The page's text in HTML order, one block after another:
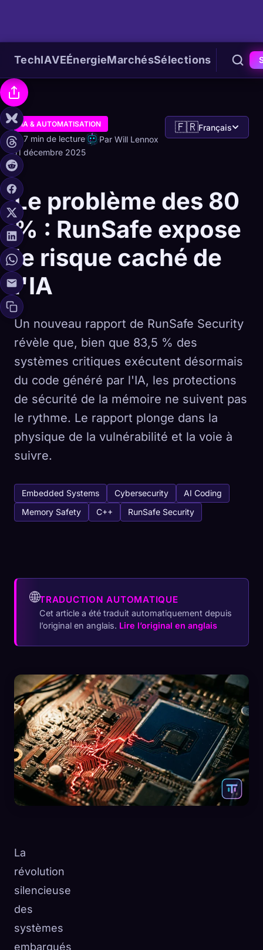
TechIAVEÉnergieMarchésSélections
IA & AUTOMATISATION
7 min de lecture
Par Will Lennox
11 décembre 2025
🇫🇷Français
Le problème des 80
% : RunSafe expose
le risque caché de
l'IA
Un nouveau rapport de RunSafe Security
révèle que, bien que 83,5 % des
systèmes critiques exécutent désormais
du code généré par l'IA, les protections
de sécurité de la mémoire ne suivent pas
le rythme. Le rapport plonge dans la
physique de la vulnérabilité et la voie à
suivre.
Embedded Systems Cybersecurity
AI Coding
Memory Safety
C++ RunSafe Security
🌐TRADUCTION AUTOMATIQUE
Cet article a été traduit automatiquement depuis
l’original en anglais. Lire l’original en anglais
La
révolution
silencieuse
des
systèmes
embarqués